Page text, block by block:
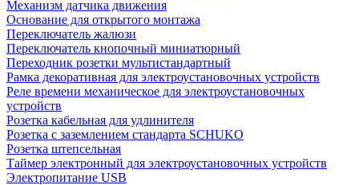
Механизм датчика движения
Основание для открытого монтажа
Переключатель жалюзи
Переключатель кнопочный миниатюрный
Переходник розетки мультистандартный
Рамка декоративная для электроустановочных устройств
Реле времени механическое для электроустановочных
устройств
Розетка кабельная для удлинителя
Розетка с заземлением стандарта SCHUKO
Розетка штепсельная
Таймер электронный для электроустановочных устройств
Электропитание USB